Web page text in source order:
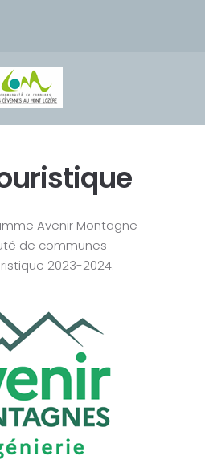
Avenir Montagne
de communes
2023-2024.